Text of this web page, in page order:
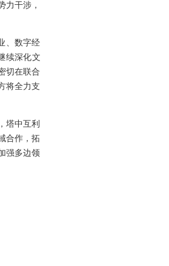
力干涉，
、数字经
续深化文
切在联合
将全力支
塔中互利
合作，拓
强多边领